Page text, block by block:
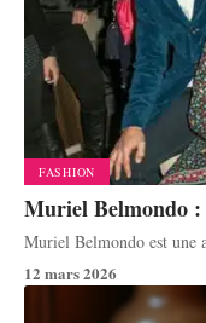
FASHION
Muriel Belmondo
Muriel Belmondo est une
12 mars 2026